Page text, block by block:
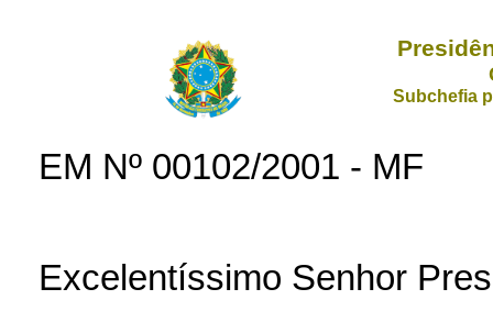
Subchefia
EM Nº 00102/2001 - MF
Excelentíssimo Senhor